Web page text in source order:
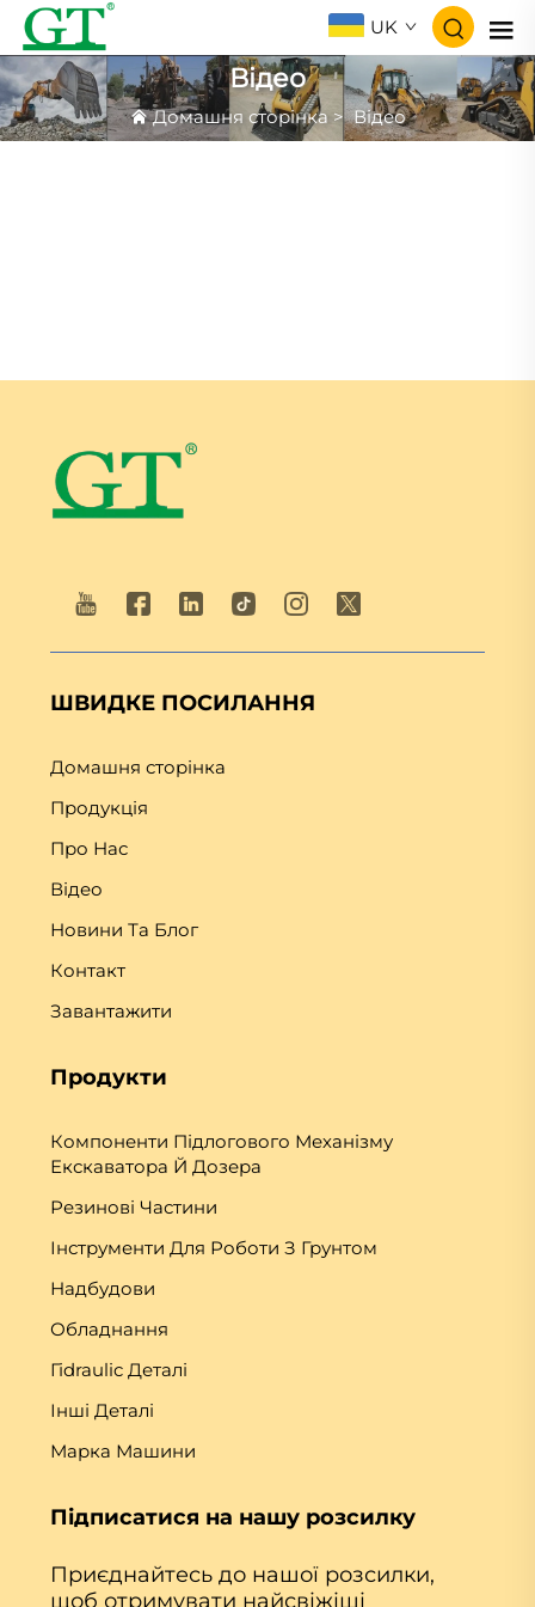
UK
Відео
Домашня сторінка>Відео
ШВИДКЕ ПОСИЛАННЯ
Домашня сторінка
Продукція
Про Нас
Відео
Новини Та Блог
Контакт
Завантажити
Продукти
Компоненти Підлогового Механізму
Екскаватора Й Дозера
Резинові Частини
Інструменти Для Роботи З Грунтом
Надбудови
Обладнання
Гіdraulic Деталі
Інші Деталі
Марка Машини
Підписатися на нашу розсилку
Приєднайтесь до нашої розсилки,
щоб отримувати найсвіжіші